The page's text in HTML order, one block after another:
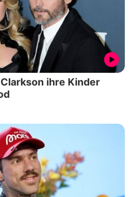
ihre Kinder